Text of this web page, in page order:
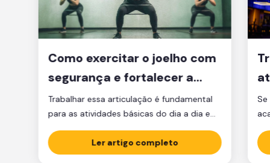
Como exercitar o joelho com
segurança e fortalecer a
articulação
Trabalhar essa articulação é fundamental
para as atividades básicas do dia a dia e
manter a qualidade de vida.
Ler artigo completo